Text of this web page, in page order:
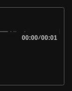
00:00/00:01